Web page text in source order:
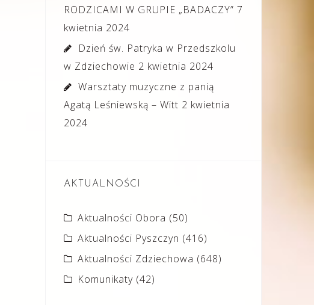
RODZICAMI W GRUPIE „BADACZY” 7
kwietnia 2024
Dzień św. Patryka w Przedszkolu
w Zdziechowie 2 kwietnia 2024
Warsztaty muzyczne z panią
Agatą Leśniewską – Witt 2 kwietnia
2024
AKTUALNOŚCI
Aktualności Obora (50)
Aktualności Pyszczyn (416)
Aktualności Zdziechowa (648)
Komunikaty (42)